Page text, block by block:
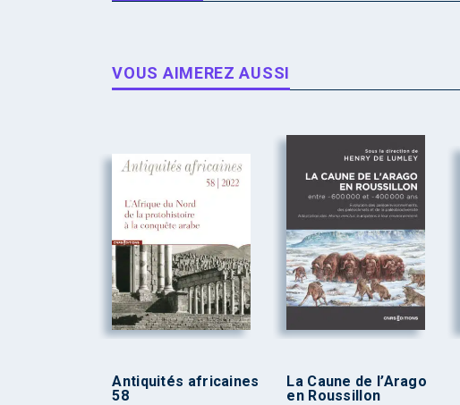
VOUS AIMEREZ AUSSI
Antiquités africaines
58
La Caune de l’Arago
en Roussillon